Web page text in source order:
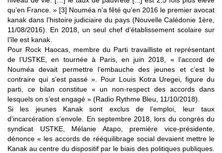
qu’en France. » [3] Nouméa n’a fêté qu’en 2016 le premier avocat
kanak dans l’histoire judiciaire du pays (Nouvelle Calédonie 1ère,
11/08/2016). En 2018, un seul chef d’établissement scolaire sur
l’île est kanak.
Pour Rock Haocas, membre du Parti travailliste et représentant
de l’USTKE, en tournée à Paris, en juin 2018, « l’accord de
Nouméa devait permettre l’embauche des jeunes et c’est le
contraire qui s’est passé ». Pour Louis Kotra Uregei, figure du
parti, ce bilan constitue « un non-respect des accords dans
lesquels on s’est engagé » (Radio Rythme Bleu, 11/10/2018).
Si les jeunes Kanak sont exclus de l’emploi, leur taux
d’incarcération s’envole. En septembre 2018, lors du congrès du
syndicat USTKE, Mélanie Atapo, première vice-présidente,
dénonce « les accords de rééquilibrage social devaient mettre le
Kanak au centre du dispositif par le biais des politiques publiques.